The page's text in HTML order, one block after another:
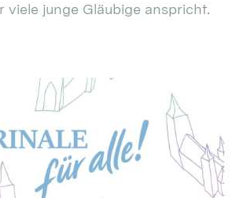
viele junge Gläubige anspricht.